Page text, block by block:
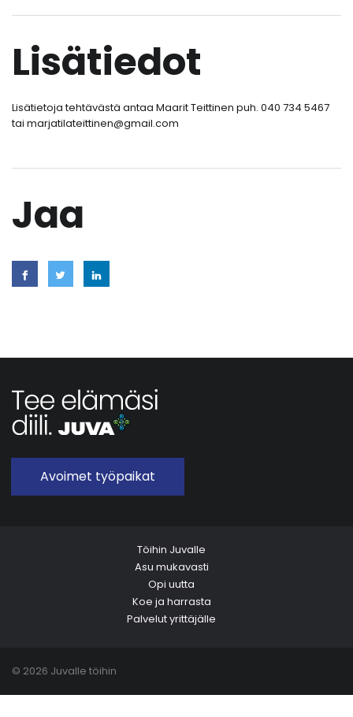
Lisätiedot
Lisätietoja tehtävästä antaa Maarit Teittinen puh. 040 734 5467
tai marjatilateittinen@gmail.com
Jaa
Avoimet työpaikat
Töihin Juvalle
Asu mukavasti
Opi uutta
Koe ja harrasta
Palvelut yrittäjälle
© 2026 Juvalle töihin